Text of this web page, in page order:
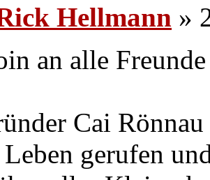
Hellmann »
an alle
Cai
gerufen